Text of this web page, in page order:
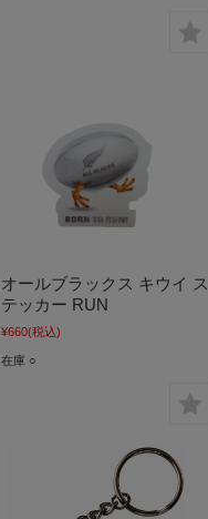
オールブラックス キウイ ス
テッカー RUN
¥660(税込)
在庫 ○